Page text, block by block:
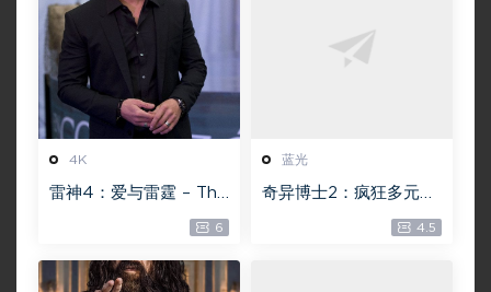
4K
雷神4：爱与雷霆 – Tho
r: Love and Thunder
20.4GB [115网盘下载]
6
蓝光
奇异博士2：疯狂多元宇
宙【4k】【115网盘】 –
Doctor Strange in th
4.5